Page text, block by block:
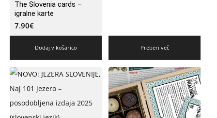
The Slovenia cards –
igralne karte
7.90€
Dodaj v košarico Preberi več